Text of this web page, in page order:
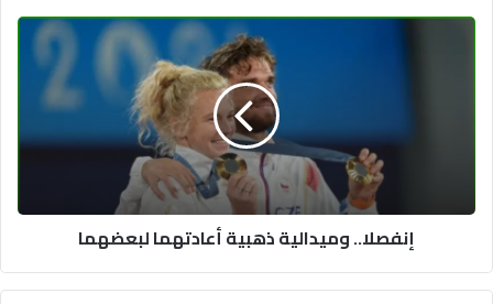
إنفصلا..
إنفصلا.. وميدالية ذهبية أعادتهما لبعضهما